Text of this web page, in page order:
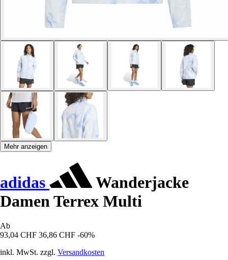
Mehr anzeigen
adidas
Wanderjacke
Damen Terrex Multi
Ab
93,04 CHF 36,86 CHF -60%
inkl. MwSt. zzgl. Versandkosten